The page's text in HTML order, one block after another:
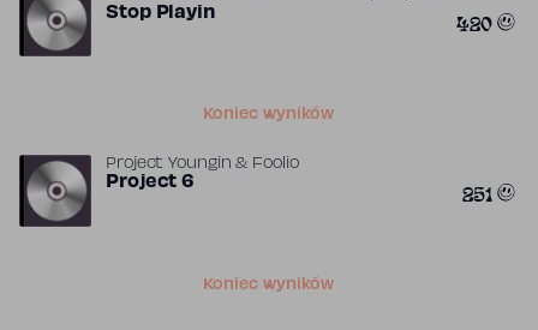
Youngin
Stop Playin 420
Koniec wyników
Project Youngin & Foolio
Project 6 251
Koniec wyników